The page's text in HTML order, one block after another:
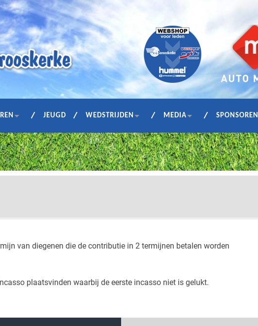
JEUGD WEDSTRIJDEN MEDIA SPONSOREN
van diegenen die de contributie in 2 termijnen betalen worden
plaatsvinden waarbij de eerste incasso niet is gelukt.